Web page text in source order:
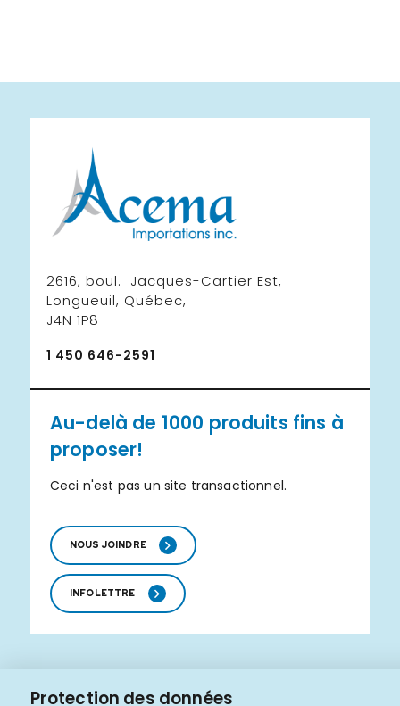
Protection des données
2616, boul. Jacques-Cartier Est,
Longueuil, Québec,
J4N 1P8
1 450 646-2591
Au-delà de 1000 produits fins à
proposer!
Ceci n'est pas un site transactionnel.
NOUS JOINDRE
INFOLETTRE
Propulsé par